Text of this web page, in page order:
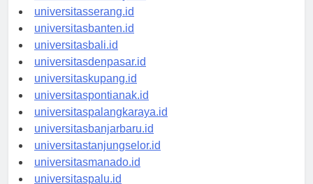
universitassurabaya.id
universitasserang.id
universitasbanten.id
universitasbali.id
universitasdenpasar.id
universitaskupang.id
universitaspontianak.id
universitaspalangkaraya.id
universitasbanjarbaru.id
universitastanjungselor.id
universitasmanado.id